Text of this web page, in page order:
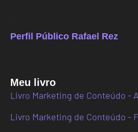
Perfil Público Rafael Rez
Meu livro
Livro Marketing de Conteúdo -
Livro Marketing de Conteúdo -